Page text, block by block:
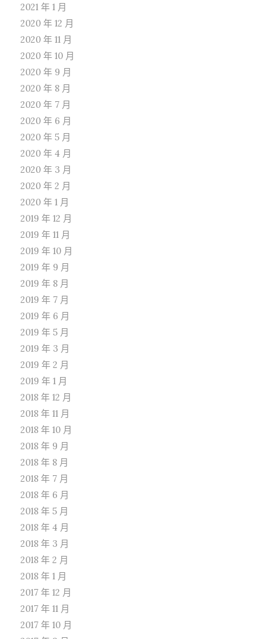
2021 年 1 月
2020 年 12 月
2020 年 11 月
2020 年 10 月
2020 年 9 月
2020 年 8 月
2020 年 7 月
2020 年 6 月
2020 年 5 月
2020 年 4 月
2020 年 3 月
2020 年 2 月
2020 年 1 月
2019 年 12 月
2019 年 11 月
2019 年 10 月
2019 年 9 月
2019 年 8 月
2019 年 7 月
2019 年 6 月
2019 年 5 月
2019 年 3 月
2019 年 2 月
2019 年 1 月
2018 年 12 月
2018 年 11 月
2018 年 10 月
2018 年 9 月
2018 年 8 月
2018 年 7 月
2018 年 6 月
2018 年 5 月
2018 年 4 月
2018 年 3 月
2018 年 2 月
2018 年 1 月
2017 年 12 月
2017 年 11 月
2017 年 10 月